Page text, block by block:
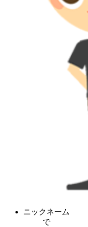
ニックネーム
で